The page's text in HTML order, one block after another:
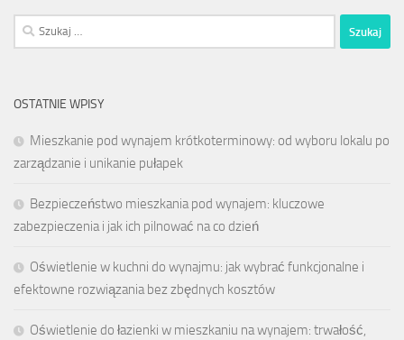
Szukaj:
OSTATNIE WPISY
Mieszkanie pod wynajem krótkoterminowy: od wyboru lokalu po
zarządzanie i unikanie pułapek
Bezpieczeństwo mieszkania pod wynajem: kluczowe
zabezpieczenia i jak ich pilnować na co dzień
Oświetlenie w kuchni do wynajmu: jak wybrać funkcjonalne i
efektowne rozwiązania bez zbędnych kosztów
Oświetlenie do łazienki w mieszkaniu na wynajem: trwałość,